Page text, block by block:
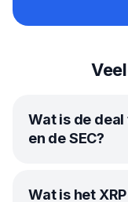
Wat is de
en de SEC?
Ripple Labs, het
Wat is het